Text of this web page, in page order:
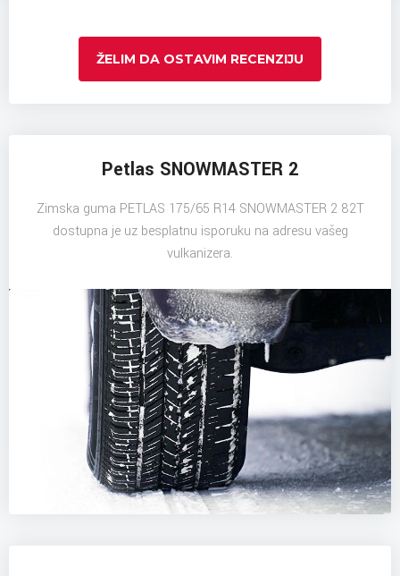
ŽELIM DA OSTAVIM RECENZIJU
Petlas SNOWMASTER 2
Zimska guma PETLAS 175/65 R14 SNOWMASTER 2 82T
dostupna je uz besplatnu isporuku na adresu vašeg
vulkanizera.